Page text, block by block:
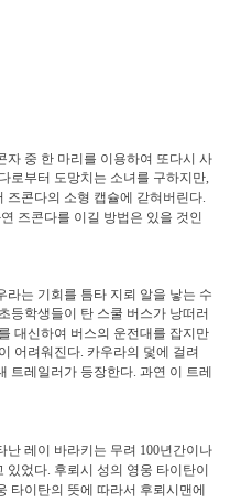
자 중 한 마리를 이용하여 또다시 사
로부터 도망치는 소녀를 구하지만,
즈콘다의 소형 캡슐에 갇혀버린다.
즈콘다를 이길 방법은 있을 것인
는 기회를 틈타 지뢰 알을 낳는 수
초등학생들이 탄 스쿨 버스가 낭떠러
대신하여 버스의 운전대를 잡지만
어려워진다. 카우라의 덫에 걸려
트레일러가 등장한다. 과연 이 트레
난 레이 바라키는 무려 100년간이나
있었다. 후뢰시 성의 영웅 타이탄이
타이탄의 뜻에 따라서 후뢰시맨에